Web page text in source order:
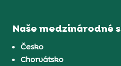
Naše medzinárodné
Česko
Chorvátsko